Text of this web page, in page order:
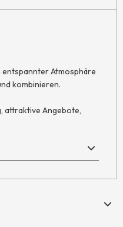
entspannter Atmosphäre
kombinieren.
attraktive Angebote,